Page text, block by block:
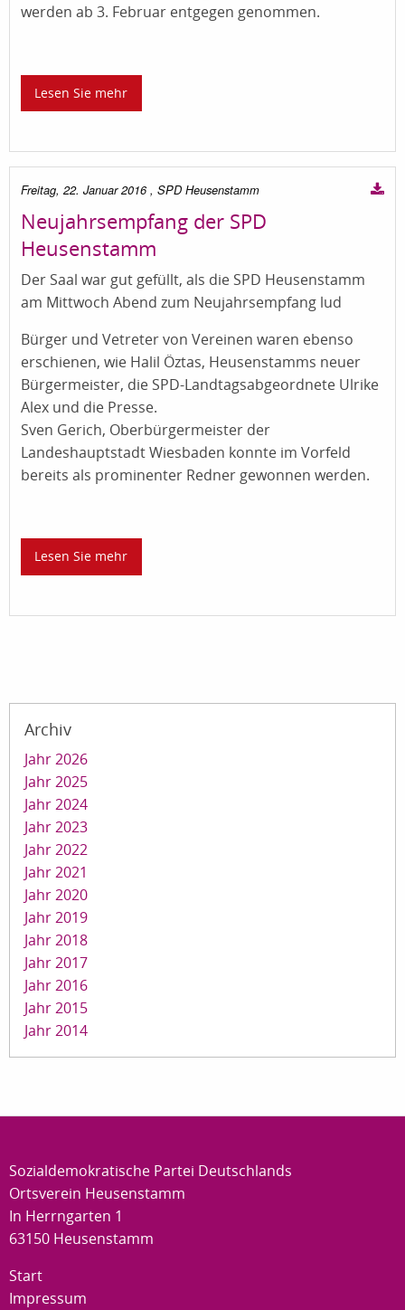
werden ab 3. Februar entgegen genommen.
Lesen Sie mehr
Freitag, 22. Januar 2016 , SPD Heusenstamm
Neujahrsempfang der SPD
Heusenstamm
Der Saal war gut gefüllt, als die SPD Heusenstamm
am Mittwoch Abend zum Neujahrsempfang lud
Bürger und Vetreter von Vereinen waren ebenso
erschienen, wie Halil Öztas, Heusenstamms neuer
Bürgermeister, die SPD-Landtagsabgeordnete Ulrike
Alex und die Presse.
Sven Gerich, Oberbürgermeister der
Landeshauptstadt Wiesbaden konnte im Vorfeld
bereits als prominenter Redner gewonnen werden.
Lesen Sie mehr
Archiv
Jahr 2026
Jahr 2025
Jahr 2024
Jahr 2023
Jahr 2022
Jahr 2021
Jahr 2020
Jahr 2019
Jahr 2018
Jahr 2017
Jahr 2016
Jahr 2015
Jahr 2014
Sozialdemokratische Partei Deutschlands
Ortsverein Heusenstamm
In Herrngarten 1
63150 Heusenstamm
Start
Impressum